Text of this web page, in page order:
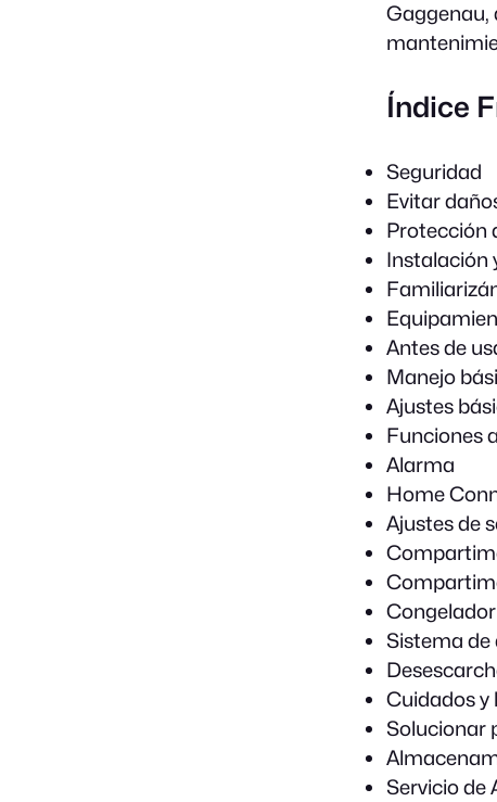
Gaggenau,
Índice
Seguridad
Evitar
Protección
Instalación
Antes de
Manejo
Ajustes
Funciones
Alarma
Home
Ajustes de
Congelador
Sistema de
Cuidados y
Solucionar
Servicio de